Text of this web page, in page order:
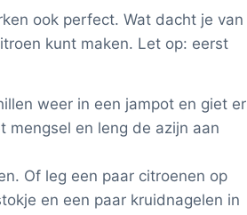
ook perfect. Wat dacht je van
kunt maken. Let op: eerst
weer in een jampot en giet er
en leng de azijn aan
Of leg een paar citroenen op
en een paar kruidnagelen in